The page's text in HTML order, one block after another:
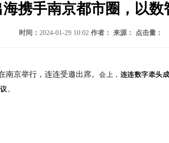
携手南京都市圈，以数
时间： 2024-01-29 10:02 作者： 来源： 点击量：
南京举行，连连受邀出席。 会上， 连连数字牵头
。